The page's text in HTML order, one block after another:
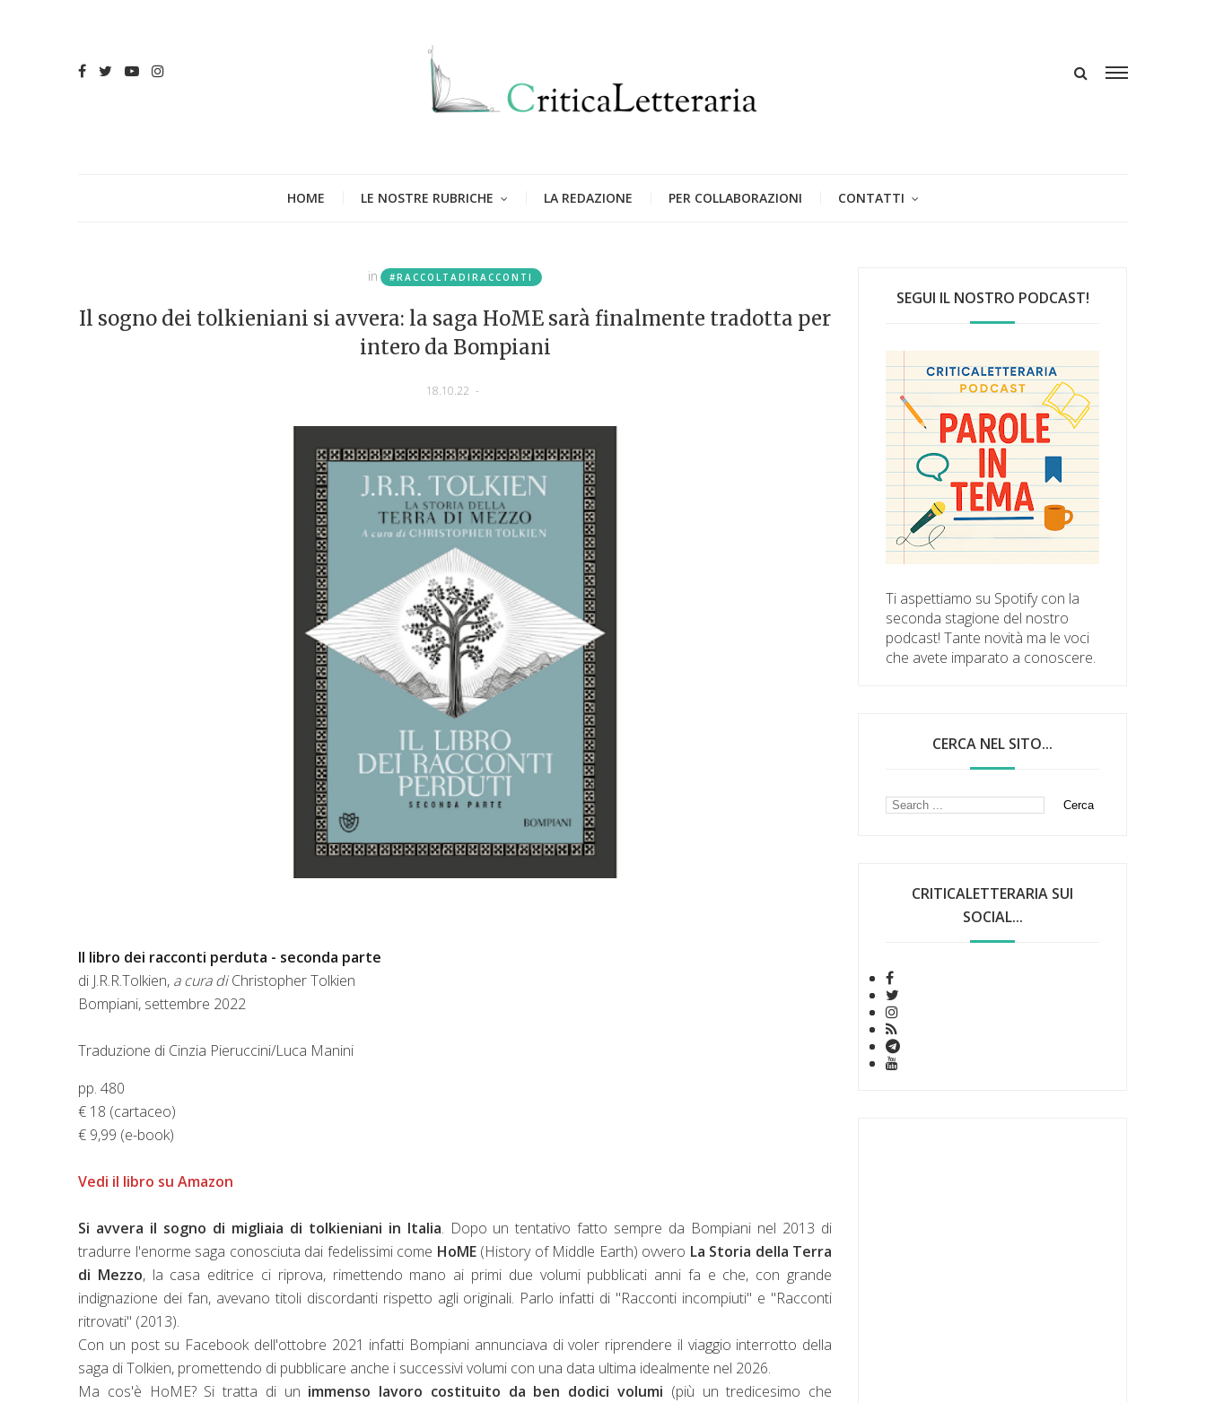
HOME LE NOSTRE RUBRICHE LA REDAZIONE PER COLLABORAZIONI CONTATTI
in #RACCOLTADIRACCONTI
Il sogno dei tolkieniani si avvera: la saga HoME sarà finalmente tradotta per
intero da Bompiani
18.10.22 -
Il libro dei racconti perduta - seconda parte
di J.R.R.Tolkien, a cura diChristopher Tolkien
Bompiani, settembre 2022
Traduzione di Cinzia Pieruccini/Luca Manini
pp. 480
€ 18 (cartaceo)
€ 9,99 (e-book)
Vedi il libro su Amazon
Si avvera il sogno di migliaia di tolkieniani in Italia. Dopo un tentativo fatto sempre da Bompiani nel 2013 di
tradurre l'enorme saga conosciuta dai fedelissimi come HoME(History of Middle Earth) ovvero La Storia della Terra
di Mezzo, la casa editrice ci riprova, rimettendo mano ai primi due volumi pubblicati anni fa e che, con grande
indignazione dei fan, avevano titoli discordanti rispetto agli originali. Parlo infatti di "Racconti incompiuti" e "Racconti
ritrovati" (2013).
Con un post su Facebook dell'ottobre 2021 infatti Bompiani annunciava di voler riprendere il viaggio interrotto della
saga di Tolkien, promettendo di pubblicare anche i successivi volumi con una data ultima idealmente nel 2026.
Ma cos'è HoME? Si tratta di un immenso lavoro costituito da ben dodici volumi (più un tredicesimo che
SEGUI IL NOSTRO PODCAST!
Ti aspettiamo su Spotify con la
seconda stagione del nostro
podcast! Tante novità ma le voci
che avete imparato a conoscere.
CERCA NEL SITO...
CRITICALETTERARIA SUI
SOCIAL...